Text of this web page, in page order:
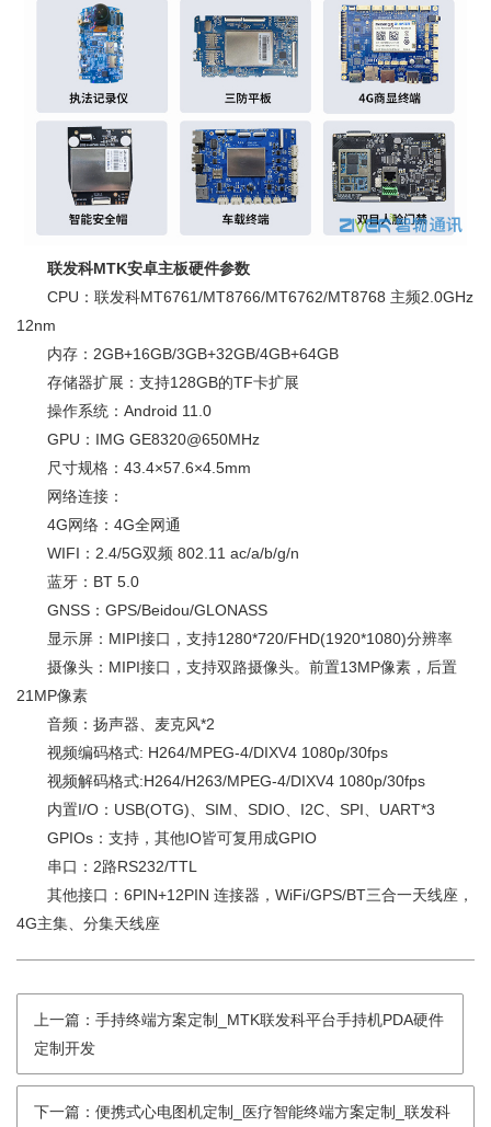
联发科MTK安卓主板硬件参数
CPU：联发科MT6761/MT8766/MT6762/MT8768 主频2.0GHz
12nm
内存：2GB+16GB/3GB+32GB/4GB+64GB
存储器扩展：支持128GB的TF卡扩展
操作系统：Android 11.0
GPU：IMG GE8320@650MHz
尺寸规格：43.4×57.6×4.5mm
网络连接：
4G网络：4G全网通
WIFI：2.4/5G双频 802.11 ac/a/b/g/n
蓝牙：BT 5.0
GNSS：GPS/Beidou/GLONASS
显示屏：MIPI接口，支持1280*720/FHD(1920*1080)分辨率
摄像头：MIPI接口，支持双路摄像头。前置13MP像素，后置
21MP像素
音频：扬声器、麦克风*2
视频编码格式: H264/MPEG-4/DIXV4 1080p/30fps
视频解码格式:H264/H263/MPEG-4/DIXV4 1080p/30fps
内置I/O：USB(OTG)、SIM、SDIO、I2C、SPI、UART*3
GPIOs：支持，其他IO皆可复用成GPIO
串口：2路RS232/TTL
其他接口：6PIN+12PIN 连接器，WiFi/GPS/BT三合一天线座，
4G主集、分集天线座
上一篇：手持终端方案定制_MTK联发科平台手持机PDA硬件
定制开发
下一篇：便携式心电图机定制_医疗智能终端方案定制_联发科